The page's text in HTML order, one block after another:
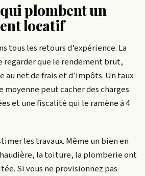
plombent un
locatif
tous les retours d’expérience. La
regarder que le rendement brut,
au net de frais et d’impôts. Un taux
moyenne peut cacher des charges
et une fiscalité qui le ramène à 4
les travaux. Même un bien en
la toiture, la plomberie ont
Si vous ne provisionnez pas